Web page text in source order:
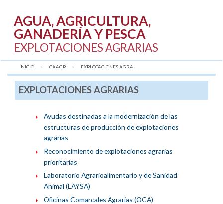
AGUA, AGRICULTURA,
GANADERÍA Y PESCA
EXPLOTACIONES AGRARIAS
INICIO CAAGP AQUÍ:
EXPLOTACIONES AGRA...
EXPLOTACIONES AGRARIAS
Ayudas destinadas a la modernización de las
estructuras de producción de explotaciones
agrarias
Reconocimiento de explotaciones agrarias
prioritarias
Laboratorio Agrarioalimentario y de Sanidad
Animal (LAYSA)
Oficinas Comarcales Agrarias (OCA)